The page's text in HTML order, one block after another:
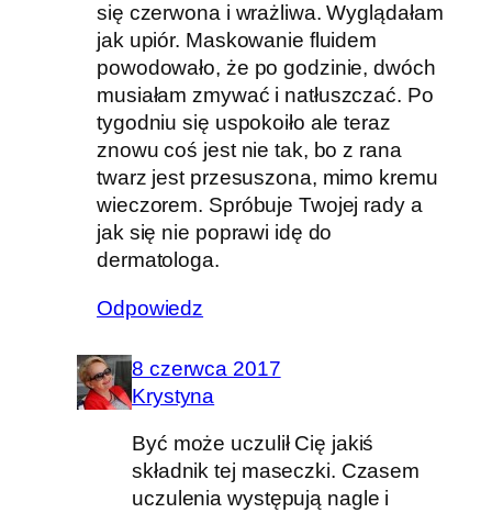
się czerwona i wrażliwa. Wyglądałam
jak upiór. Maskowanie fluidem
powodowało, że po godzinie, dwóch
musiałam zmywać i natłuszczać. Po
tygodniu się uspokoiło ale teraz
znowu coś jest nie tak, bo z rana
twarz jest przesuszona, mimo kremu
wieczorem. Spróbuje Twojej rady a
jak się nie poprawi idę do
dermatologa.
Odpowiedz
8 czerwca 2017
Krystyna
Być może uczulił Cię jakiś
składnik tej maseczki. Czasem
uczulenia występują nagle i